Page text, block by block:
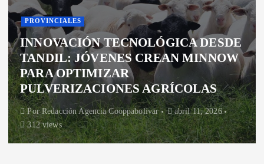
PROVINCIALES
INNOVACIÓN TECNOLÓGICA DESDE
TANDIL: JÓVENES CREAN MINNOW
PARA OPTIMIZAR
PULVERIZACIONES AGRÍCOLAS
PorRedacción Agencia Cooppabolivar
abril 11, 2026
312 views